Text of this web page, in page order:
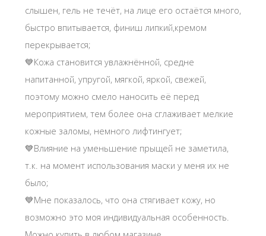
слышен, гель не течёт, на лице его остаётся много,
быстро впитывается, финиш липкий,кремом
перекрывается;
💙Кожа становится увлажнённой, средне
напитанной, упругой, мягкой, яркой, свежей,
поэтому можно смело наносить её перед
мероприятием, тем более она сглаживает мелкие
кожные заломы, немного лифтингует;
💙Влияние на уменьшение прыщей не заметила,
т.к. на момент использования маски у меня их не
было;
💙Мне показалось, что она стягивает кожу, но
возможно это моя индивидуальная особенность.